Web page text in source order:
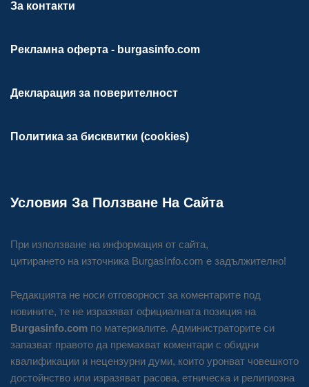
За контакти
Рекламна оферта - burgasinfo.com
Декларация за поверителност
Политика за бисквитки (cookies)
Условия За Ползване На Сайта
При използване на информация от сайта,
цитирането на източника BurgasInfo.com е задължително!
Редакцията не носи отговорност за коментарите под
новините, те не изразяват официалната позиция на
Burgasinfo.com по материалите. Администраторите си
запазват правото да премахват коментари с обидни
квалификации и нецензурни думи, които уронват човешкото
достойнство или изразяват расова, етническа и религиозна